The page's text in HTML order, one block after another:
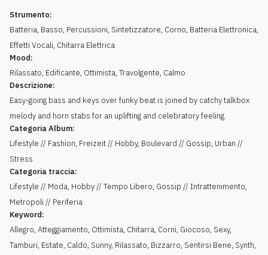
Strumento:
Batteria, Basso, Percussioni, Sintetizzatore, Corno, Batteria Elettronica,
Effetti Vocali, Chitarra Elettrica
Mood:
Rilassato, Edificante, Ottimista, Travolgente, Calmo
Descrizione:
Easy-going bass and keys over funky beat is joined by catchy talkbox
melody and horn stabs for an uplifting and celebratory feeling.
Categoria Album:
Lifestyle // Fashion, Freizeit // Hobby, Boulevard // Gossip, Urban //
Stress
Categoria traccia:
Lifestyle // Moda, Hobby // Tempo Libero, Gossip // Intrattenimento,
Metropoli // Periferia
Keyword:
Allegro, Atteggiamento, Ottimista, Chitarra, Corni, Giocoso, Sexy,
Tamburi, Estate, Caldo, Sunny, Rilassato, Bizzarro, Sentirsi Bene, Synth,